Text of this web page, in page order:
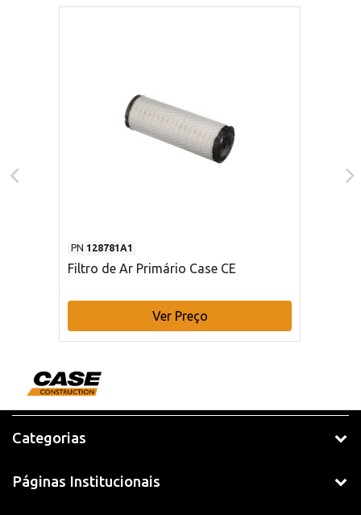
PN 128781A1
Filtro de Ar Primário Case CE
Ver Preço
Categorias
Páginas Institucionais